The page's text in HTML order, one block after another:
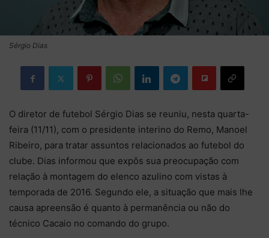
Sérgio Dias
O diretor de futebol Sérgio Dias se reuniu, nesta quarta-
feira (11/11), com o presidente interino do Remo, Manoel
Ribeiro, para tratar assuntos relacionados ao futebol do
clube. Dias informou que expôs sua preocupação com
relação à montagem do elenco azulino com vistas à
temporada de 2016. Segundo ele, a situação que mais lhe
causa apreensão é quanto à permanência ou não do
técnico Cacaio no comando do grupo.